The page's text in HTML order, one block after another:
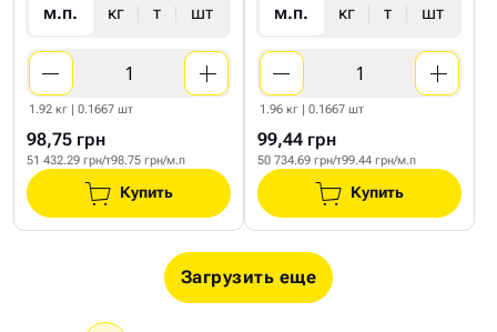
м.п. кг т шт
1.92 кг | 0.1667 шт
98,75 грн
51 432.29 грн/т98.75 грн/м.п
Купить
м.п. кг т шт
1.96 кг | 0.1667 шт
99,44 грн
50 734.69 грн/т99.44 грн/м.п
Купить
Загрузить еще